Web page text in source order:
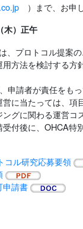
）まで、お申
木）正午
、プロトコル提案
方法を検討する方
申請者が責任をも
に当たっては、項
グに関わる運営コ
付後に、OHCA特
コル研究応募要領
請書